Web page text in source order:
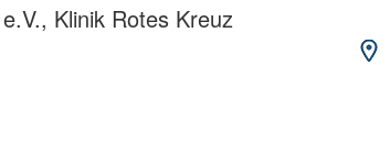
Klinik Rotes Kreuz